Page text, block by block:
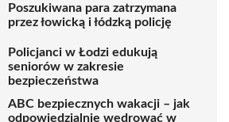
Poszukiwana para zatrzymana
przez łowicką i łódzką policję
Policjanci w Łodzi edukują
seniorów w zakresie
bezpieczeństwa
ABC bezpiecznych wakacji – jak
odpowiedzialnie wędrować w